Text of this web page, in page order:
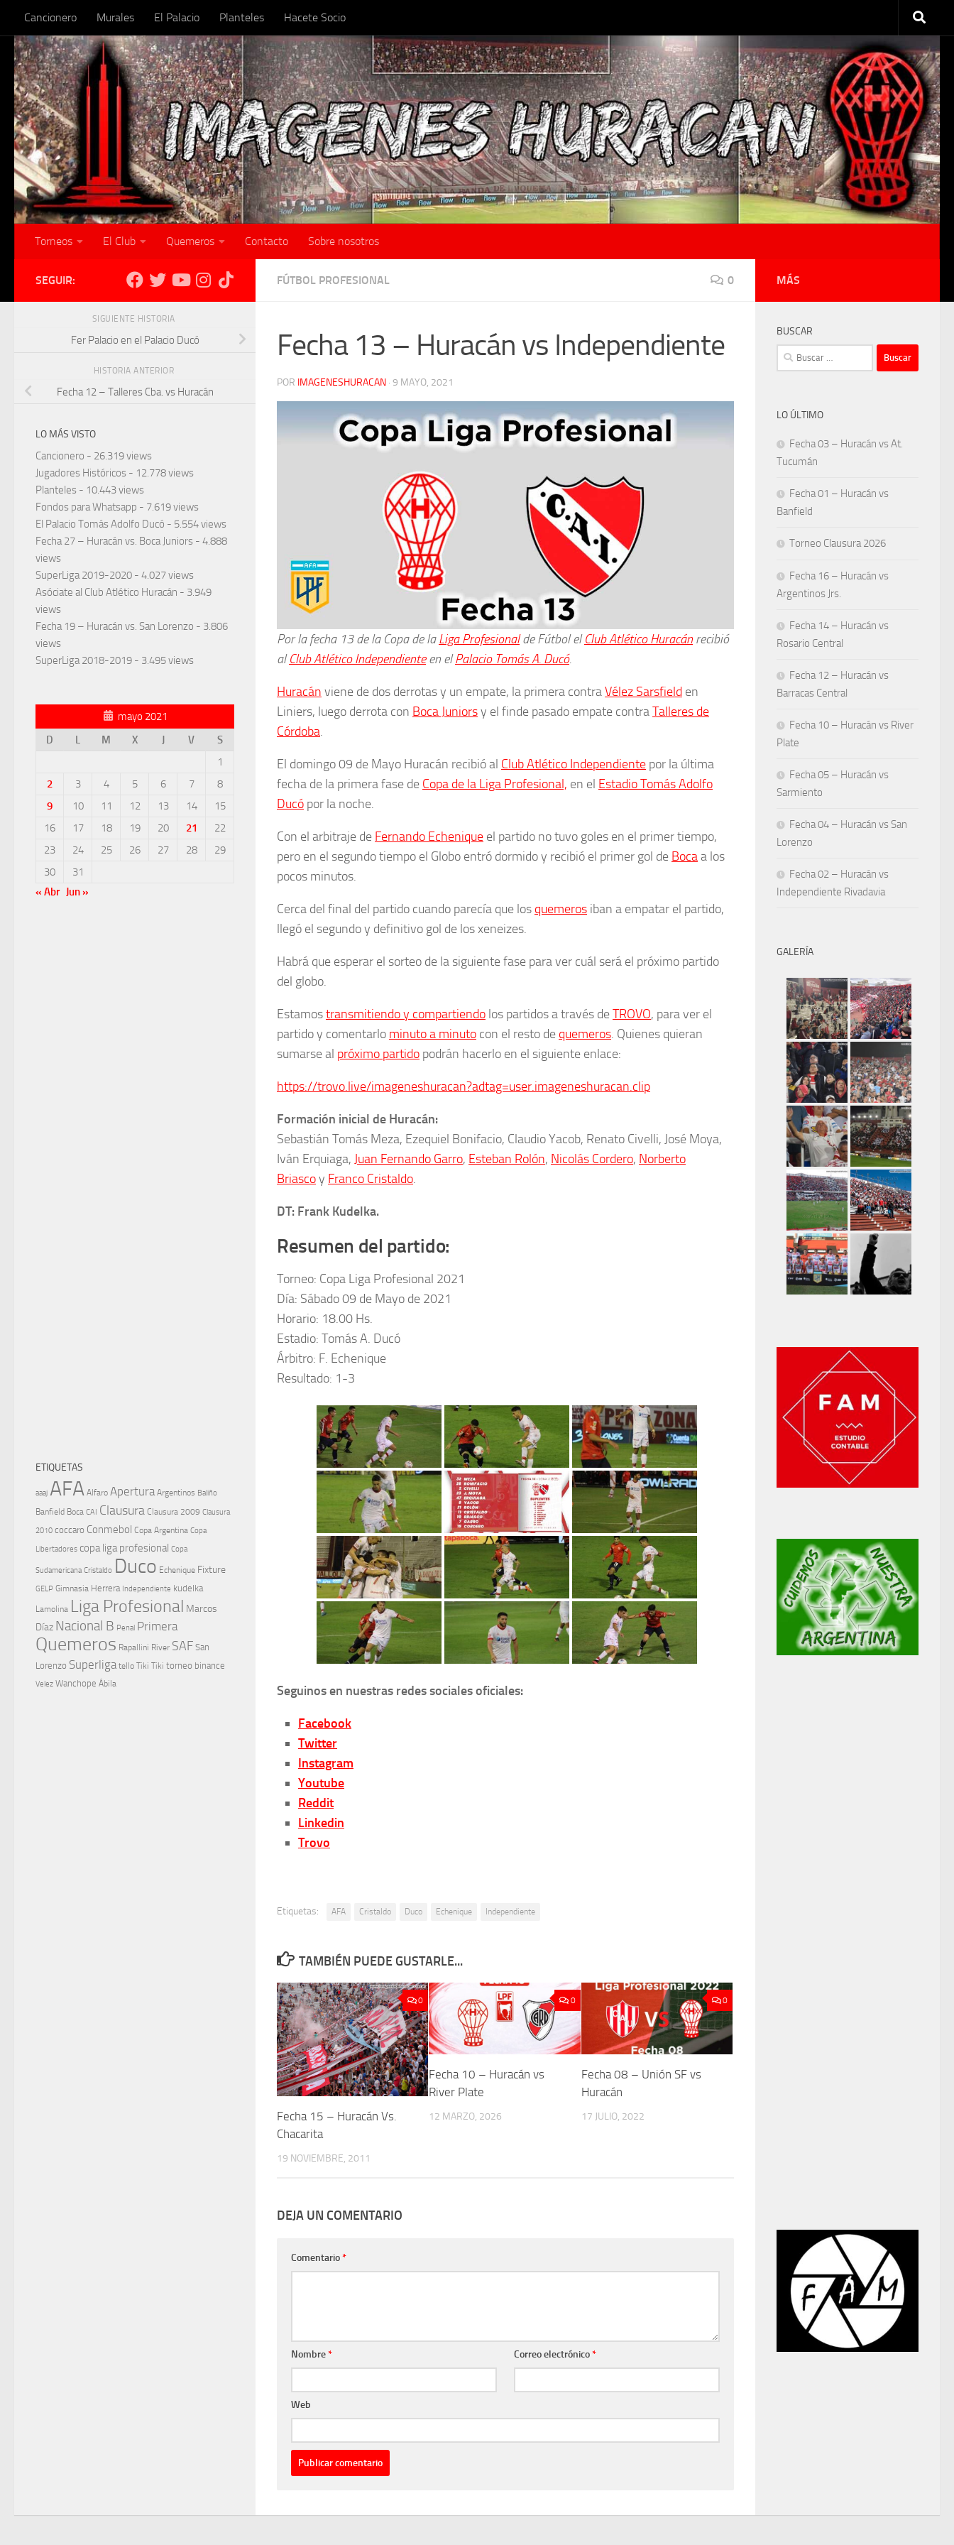
Skip to content
Cancionero Murales El Palacio Planteles Hacete Socio
Torneos El Club Quemeros Contacto Sobre nosotros
FÚTBOL PROFESIONAL 0
Fecha 13 – Huracán vs Independiente
POR IMAGENESHURACAN · 9 MAYO, 2021
Por la fecha 13 de la Copa de laLiga Profesionalde Fútbol elClub Atlético Huracánrecibió
alClub Atlético Independienteen elPalacio Tomás A. Ducó.
Huracán viene de dos derrotas y un empate, la primera contraVélez Sarsfield en
Liniers, luego derrota con Boca Juniorsy el finde pasado empate contraTalleres de
Córdoba.
El domingo 09 de Mayo Huracán recibió al Club Atlético Independiente por la última
fecha de la primera fase de Copa de la Liga Profesional, en el Estadio Tomás Adolfo
Ducó por la noche.
Con el arbitraje de Fernando Echenique el partido no tuvo goles en el primer tiempo,
pero en el segundo tiempo el Globo entró dormido y recibió el primer gol de Bocaa los
pocos minutos.
Cerca del final del partido cuando parecía que los quemeros iban a empatar el partido,
llegó el segundo y definitivo gol de los xeneizes.
Habrá que esperar el sorteo de la siguiente fase para ver cuál será el próximo partido
del globo.
Estamostransmitiendo y compartiendo los partidos a través deTROVO, para ver el
partido y comentarlo minuto a minuto con el resto de quemeros. Quienes quieran
sumarse al próximo partido podrán hacerlo en el siguiente enlace:
https://trovo.live/imageneshuracan?adtag=user.imageneshuracan.clip
Formación inicial de Huracán:
Sebastián Tomás Meza, Ezequiel Bonifacio, Claudio Yacob, Renato Civelli, José Moya,
Iván Erquiaga, Juan Fernando Garro, Esteban Rolón, Nicolás Cordero, Norberto
Briascoy Franco Cristaldo.
DT: Frank Kudelka.
Resumen del partido:
Torneo: Copa Liga Profesional 2021
Día: Sábado 09 de Mayo de 2021
Horario: 18.00 Hs.
Estadio: Tomás A. Ducó
Árbitro: F. Echenique
Resultado: 1-3
Seguinos en nuestras redes sociales oficiales:
Facebook
Twitter
Instagram
Youtube
Reddit
Linkedin
Trovo
Etiquetas: AFA Cristaldo Duco Echenique Independiente
TAMBIÉN PUEDE GUSTARLE...
0
Fecha 15 – Huracán Vs.
Chacarita
19 NOVIEMBRE, 2011
0
Fecha 10 – Huracán vs
River Plate
12 MARZO, 2026
0
Fecha 08 – Unión SF vs
Huracán
17 JULIO, 2022
DEJA UN COMENTARIO
Comentario*
Nombre* Correo electrónico*
Web
SEGUIR:
SIGUIENTE HISTORIA
Fer Palacio en el Palacio Ducó
HISTORIA ANTERIOR
Fecha 12 – Talleres Cba. vs Huracán
LO MÁS VISTO
Cancionero - 26.319 views
Jugadores Históricos - 12.778 views
Planteles - 10.443 views
Fondos para Whatsapp - 7.619 views
El Palacio Tomás Adolfo Ducó - 5.554 views
Fecha 27 – Huracán vs. Boca Juniors - 4.888
views
SuperLiga 2019-2020 - 4.027 views
Asóciate al Club Atlético Huracán - 3.949
views
Fecha 19 – Huracán vs. San Lorenzo - 3.806
views
SuperLiga 2018-2019 - 3.495 views
mayo 2021
D
L M X J V
S
1
2
3 4 5 6 7
8
9
10 11 12 13 14
15
16
17 18 19 20 21
22
23
24 25 26 27 28
29
30
31
« Abr Jun »
ETIQUETAS
aaaj AFA Alfaro Apertura Argentinos Baliño
Banfield Boca CAI Clausura Clausura 2009 Clausura
2010 coccaro Conmebol Copa Argentina Copa
Libertadores copa liga profesional Copa
Sudamericana Cristaldo Duco Echenique Fixture
GELP Gimnasia Herrera Independiente kudelka
Lamolina Liga Profesional Marcos
Díaz Nacional B Penal Primera
Quemeros Rapallini River SAF San
Lorenzo Superliga tello Tiki Tiki torneo binance
Velez Wanchope Ábila
MÁS
BUSCAR
Buscar:
LO ÚLTIMO
Fecha 03 – Huracán vs At.
Tucumán
Fecha 01 – Huracán vs
Banfield
Torneo Clausura 2026
Fecha 16 – Huracán vs
Argentinos Jrs.
Fecha 14 – Huracán vs
Rosario Central
Fecha 12 – Huracán vs
Barracas Central
Fecha 10 – Huracán vs River
Plate
Fecha 05 – Huracán vs
Sarmiento
Fecha 04 – Huracán vs San
Lorenzo
Fecha 02 – Huracán vs
Independiente Rivadavia
GALERÍA